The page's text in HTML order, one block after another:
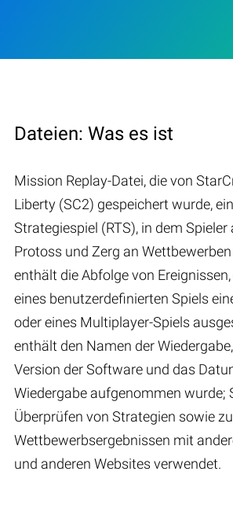
Dateien: Was es ist
Mission Replay-Datei, die von
Liberty (SC2) gespeichert wurde,
Strategiespiel (RTS), in dem Spieler
Protoss und Zerg an
enthält die Abfolge von
eines benutzerdefinierten Spiels
oder eines Multiplayer-Spiels
enthält den Namen der
Version der Software und das
Wiedergabe aufgenommen wurde;
Überprüfen von Strategien sowie
Wettbewerbsergebnissen mit
und anderen Websites verwendet.